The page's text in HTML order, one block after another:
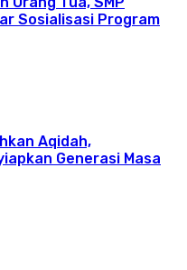
Sosialisasi Program
Aqidah,
Generasi Masa